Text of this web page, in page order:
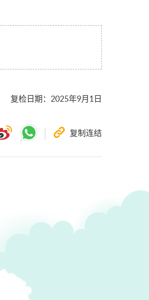
复检日期： 2025年9月1日
复制连结